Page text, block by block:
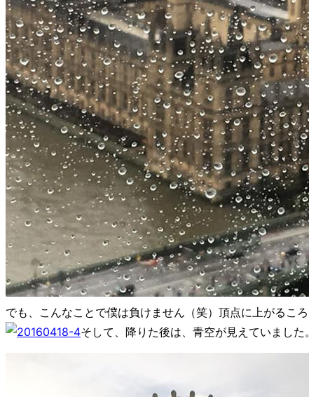
でも、こんなことで僕は負けません（笑）頂点に上がるころ
そして、降りた後は、青空が見えていまし